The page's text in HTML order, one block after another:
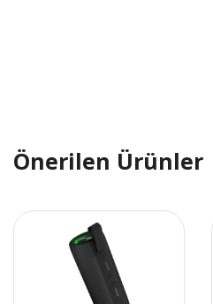
Önerilen Ürünler